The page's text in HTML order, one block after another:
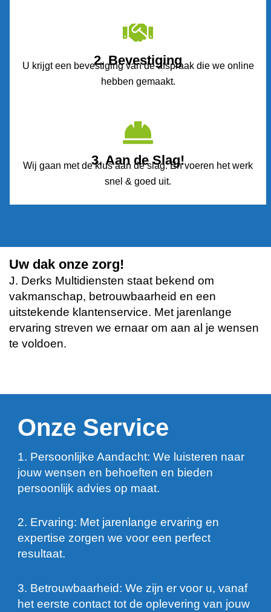
2. Bevestiging
U krijgt een bevestiging van de afspraak die we online
hebben gemaakt.
3. Aan de Slag!
Wij gaan met de klus aan de slag. En voeren het werk
snel & goed uit.
Uw dak onze zorg!
J. Derks Multidiensten staat bekend om
vakmanschap, betrouwbaarheid en een
uitstekende klantenservice. Met jarenlange
ervaring streven we ernaar om aan al je wensen
te voldoen.
Onze Service
1. Persoonlijke Aandacht: We luisteren naar
jouw wensen en behoeften en bieden
persoonlijk advies op maat.
2. Ervaring: Met jarenlange ervaring en
expertise zorgen we voor een perfect
resultaat.
3. Betrouwbaarheid: We zijn er voor u, vanaf
het eerste contact tot de oplevering van jouw